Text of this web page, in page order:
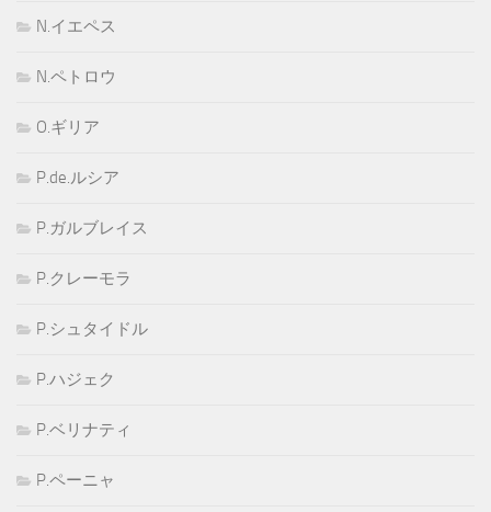
N.イエペス
N.ペトロウ
O.ギリア
P.de.ルシア
P.ガルブレイス
P.クレーモラ
P.シュタイドル
P.ハジェク
P.ベリナティ
P.ペーニャ